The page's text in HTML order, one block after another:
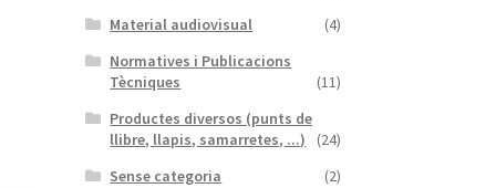
Material audiovisual
(4)
Normatives i Publicacions
Tècniques
(11)
Productes diversos (punts de
llibre, llapis, samarretes, ...)
(24)
Sense categoria
(2)